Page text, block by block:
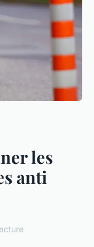
les
anti